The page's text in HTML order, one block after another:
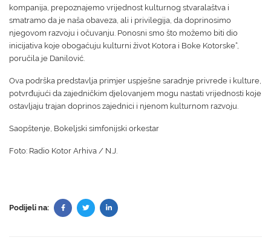
kompanija, prepoznajemo vrijednost kulturnog stvaralaštva i
smatramo da je naša obaveza, ali i privilegija, da doprinosimo
njegovom razvoju i očuvanju. Ponosni smo što možemo biti dio
inicijativa koje obogaćuju kulturni život Kotora i Boke Kotorske“,
poručila je Danilović.
Ova podrška predstavlja primjer uspješne saradnje privrede i kulture,
potvrđujući da zajedničkim djelovanjem mogu nastati vrijednosti koje
ostavljaju trajan doprinos zajednici i njenom kulturnom razvoju.
Saopštenje, Bokeljski simfonijski orkestar
Foto: Radio Kotor Arhiva / N.J.
Podijeli na: